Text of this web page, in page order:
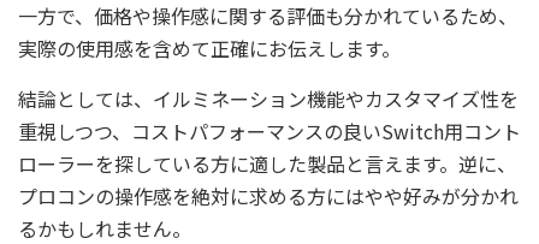
一方で、価格や操作感に関する評価も分かれているため、
実際の使用感を含めて正確にお伝えします。
結論としては、イルミネーション機能やカスタマイズ性を
重視しつつ、コストパフォーマンスの良いSwitch用コント
ローラーを探している方に適した製品と言えます。逆に、
プロコンの操作感を絶対に求める方にはやや好みが分かれ
るかもしれません。